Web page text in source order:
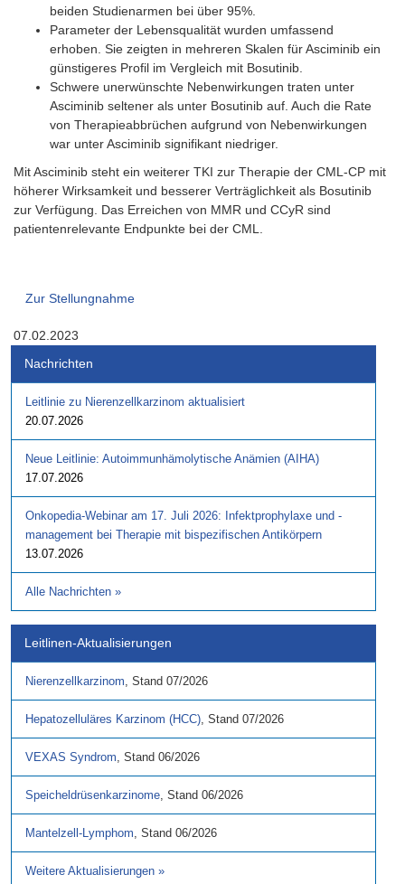
beiden Studienarmen bei über 95%.
Parameter der Lebensqualität wurden umfassend
erhoben. Sie zeigten in mehreren Skalen für Asciminib ein
günstigeres Profil im Vergleich mit Bosutinib.
Schwere unerwünschte Nebenwirkungen traten unter
Asciminib seltener als unter Bosutinib auf. Auch die Rate
von Therapieabbrüchen aufgrund von Nebenwirkungen
war unter Asciminib signifikant niedriger.
Mit Asciminib steht ein weiterer TKI zur Therapie der CML-CP mit
höherer Wirksamkeit und besserer Verträglichkeit als Bosutinib
zur Verfügung. Das Erreichen von MMR und CCyR sind
patientenrelevante Endpunkte bei der CML.
Zur Stellungnahme
07.02.2023
Nachrichten
Leitlinie zu Nierenzellkarzinom aktualisiert
20.07.2026
Neue Leitlinie: Autoimmunhämolytische Anämien (AIHA)
17.07.2026
Onkopedia-Webinar am 17. Juli 2026: Infektprophylaxe und -
management bei Therapie mit bispezifischen Antikörpern
13.07.2026
Alle Nachrichten »
Leitlinen-Aktualisierungen
Nierenzellkarzinom, Stand 07/2026
Hepatozelluläres Karzinom (HCC), Stand 07/2026
VEXAS Syndrom, Stand 06/2026
Speicheldrüsenkarzinome, Stand 06/2026
Mantelzell-Lymphom, Stand 06/2026
Weitere Aktualisierungen »